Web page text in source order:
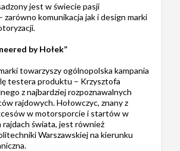
jest w świecie pasji
zarówno komunikacja jak i design marki
by Hołek”
towarzyszy ogólnopolska kampania
testera produktu – Krzysztofa
z najbardziej rozpoznawalnych
rajdowych. Hołowczyc, znany z
w motorsporcie i startów w
świata, jest również
Warszawskiej na kierunku